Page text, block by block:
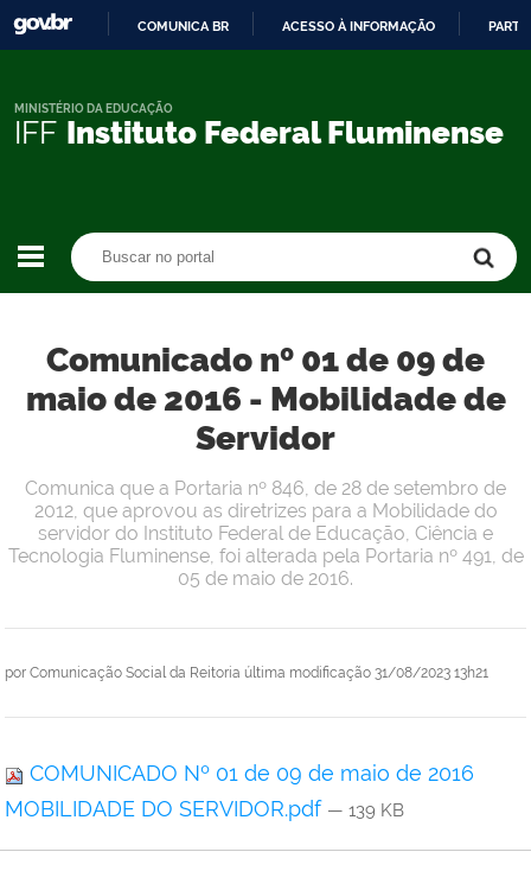
CONTEÚDO
COMUNICA BR ACESSO À INFORMAÇÃO
IFF Instituto Federal Fluminense
MINISTÉRIO DA EDUCAÇÃO
Comunicado nº 01 de 09 de
maio de 2016 - Mobilidade de
Servidor
por Comunicação Social da Reitoria última modificação 31/08/2023 13h21
Comunica que a Portaria nº 846, de 28 de setembro de
2012, que aprovou as diretrizes para a Mobilidade do
servidor do Instituto Federal de Educação, Ciência e
Tecnologia Fluminense, foi alterada pela Portaria nº 491, de
05 de maio de 2016.
COMUNICADO Nº 01 de 09 de maio de 2016
MOBILIDADE DO SERVIDOR.pdf — 139 KB